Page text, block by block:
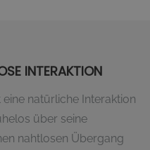
INTERAKTION
natürliche Interaktion
über seine
nahtlosen Übergang